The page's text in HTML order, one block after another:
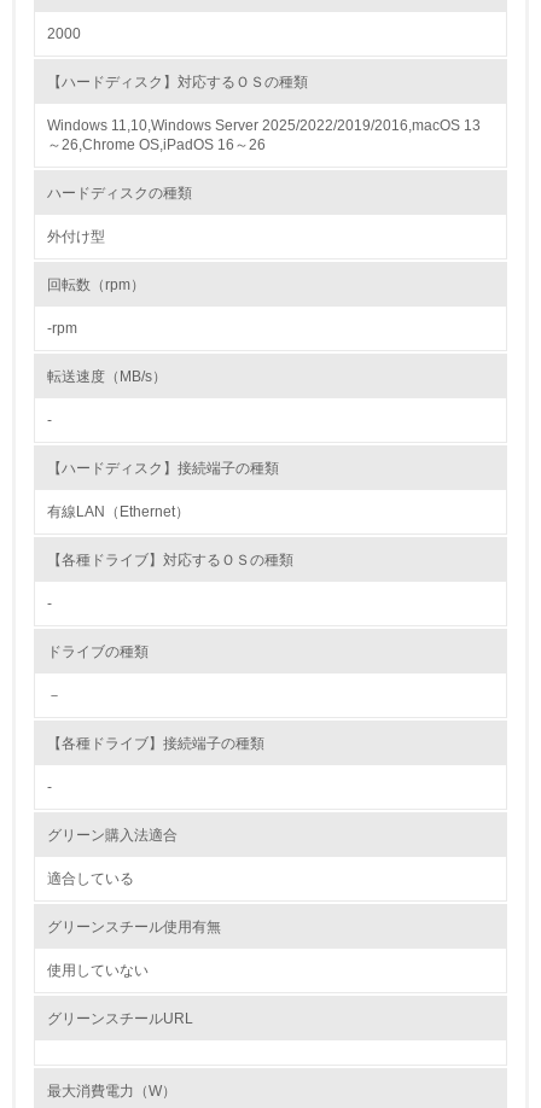
かしている
従業員が環境方針に基づいて自分の業務の中で行うべき環
→ 導入している規格名
8.
第三者認証を取得している
油、ガス）の使用量削減の取り組みを行っている
<L2> 資源とエネルギーの使用量の把握をし、具体的な削
環境配慮型製品・サービスの製造・販売
2000
【ハードディスク】対応するＯＳの種類
Windows 11,10,Windows Server 2025/2022/2019/2016,macOS 13
～26,Chrome OS,iPadOS 16～26
ハードディスクの種類
外付け型
回転数（rpm）
-rpm
転送速度（MB/s）
-
【ハードディスク】接続端子の種類
有線LAN（Ethernet）
【各種ドライブ】対応するＯＳの種類
-
ドライブの種類
－
【各種ドライブ】接続端子の種類
-
グリーン購入法適合
適合している
グリーンスチール使用有無
使用していない
グリーンスチールURL
最大消費電力（W）